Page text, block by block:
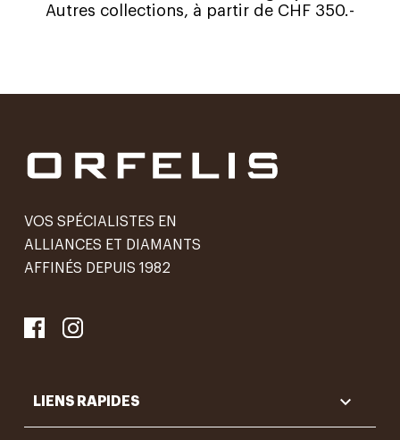
Autres collections, à partir de CHF 350.-
VOS SPÉCIALISTES EN
ALLIANCES ET DIAMANTS
AFFINÉS DEPUIS 1982
LIENS RAPIDES 